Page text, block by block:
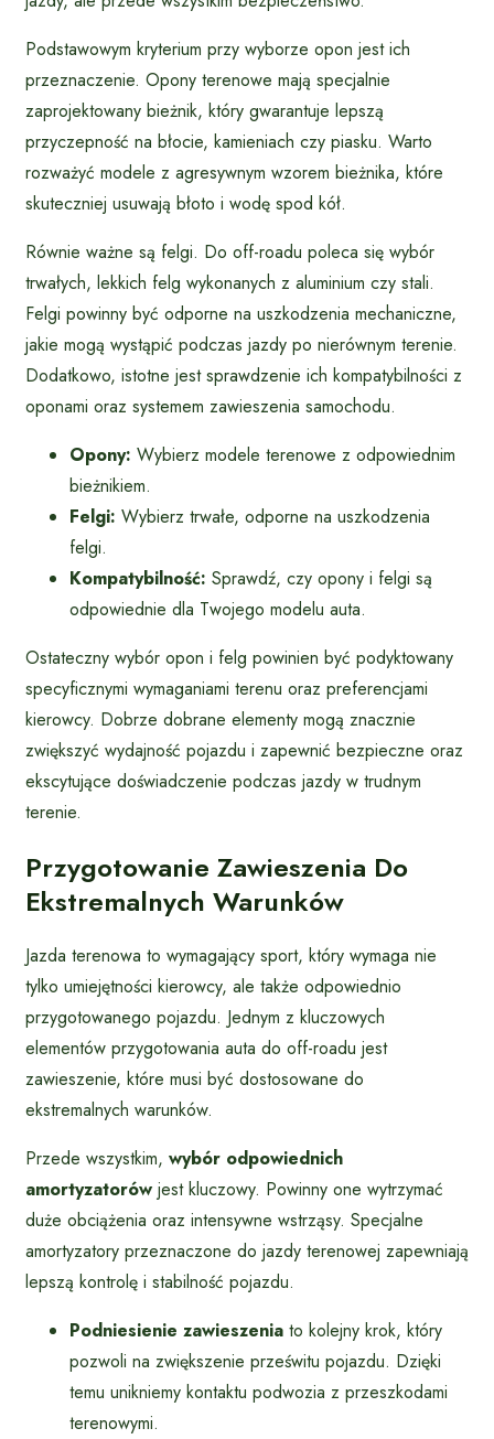
Podstawowym kryterium przy wyborze opon jest ich
przeznaczenie. Opony terenowe mają specjalnie
zaprojektowany bieżnik, który gwarantuje lepszą
przyczepność na błocie, kamieniach czy piasku. Warto
rozważyć modele z agresywnym wzorem bieżnika, które
skuteczniej usuwają błoto i wodę spod kół.
Równie ważne są felgi. Do off-roadu poleca się wybór
trwałych, lekkich felg wykonanych z aluminium czy stali.
Felgi powinny być odporne na uszkodzenia mechaniczne,
jakie mogą wystąpić podczas jazdy po nierównym terenie.
Dodatkowo, istotne jest sprawdzenie ich kompatybilności z
oponami oraz systemem zawieszenia samochodu.
Opony: Wybierz modele terenowe z odpowiednim
bieżnikiem.
Felgi: Wybierz trwałe, odporne na uszkodzenia
felgi.
Kompatybilność: Sprawdź, czy opony i felgi są
odpowiednie dla Twojego modelu auta.
Ostateczny wybór opon i felg powinien być podyktowany
specyficznymi wymaganiami terenu oraz preferencjami
kierowcy. Dobrze dobrane elementy mogą znacznie
zwiększyć wydajność pojazdu i zapewnić bezpieczne oraz
ekscytujące doświadczenie podczas jazdy w trudnym
terenie.
Przygotowanie Zawieszenia Do
Ekstremalnych Warunków
Jazda terenowa to wymagający sport, który wymaga nie
tylko umiejętności kierowcy, ale także odpowiednio
przygotowanego pojazdu. Jednym z kluczowych
elementów przygotowania auta do off-roadu jest
zawieszenie, które musi być dostosowane do
ekstremalnych warunków.
Przede wszystkim, wybór odpowiednich
amortyzatorów jest kluczowy. Powinny one wytrzymać
duże obciążenia oraz intensywne wstrząsy. Specjalne
amortyzatory przeznaczone do jazdy terenowej zapewniają
lepszą kontrolę i stabilność pojazdu.
Podniesienie zawieszenia to kolejny krok, który
pozwoli na zwiększenie prześwitu pojazdu. Dzięki
temu unikniemy kontaktu podwozia z przeszkodami
terenowymi.